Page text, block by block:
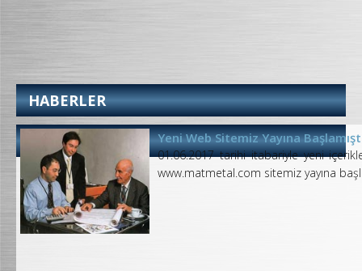
HABERLER
IBAN NUMARALARIMIZ
Hesap Numaralarımıza Buradan